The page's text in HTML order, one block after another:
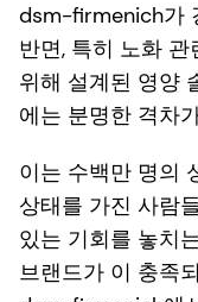
dsm-firmenich가
반면, 특히 노화
위해 설계된 영양
에는 분명한 격차
이는 수백만 명의
상태를 가진 사람
있는 기회를 놓치
브랜드가 이 충족